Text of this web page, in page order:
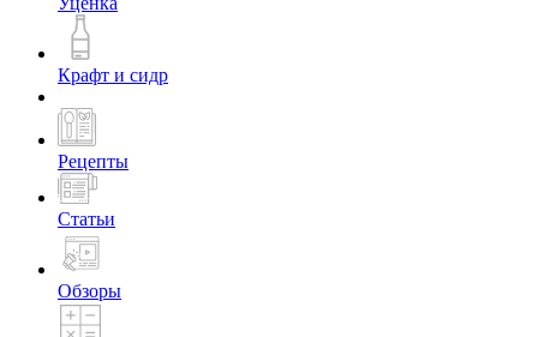
Крафт и сидр
Рецепты
Статьи
Обзоры